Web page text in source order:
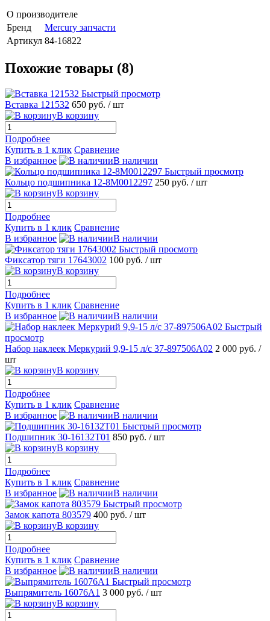
О производителе
Бренд
Mercury запчасти
Артикул 84-16822
Похожие товары (8)
Быстрый просмотр
Вставка 121532 650 руб. / шт
В корзину
Подробнее
Купить в 1 клик Сравнение
В избранное
В наличии
Быстрый просмотр
Кольцо подшипника 12-8М0012297 250 руб. / шт
В корзину
Подробнее
Купить в 1 клик Сравнение
В избранное
В наличии
Быстрый просмотр
Фиксатор тяги 17643002 100 руб. / шт
В корзину
Подробнее
Купить в 1 клик Сравнение
В избранное
В наличии
Быстрый
просмотр
Набор наклеек Меркурий 9,9-15 л/с 37-897506A02 2 000 руб. /
шт
В корзину
Подробнее
Купить в 1 клик Сравнение
В избранное
В наличии
Быстрый просмотр
Подшипник 30-16132Т01 850 руб. / шт
В корзину
Подробнее
Купить в 1 клик Сравнение
В избранное
В наличии
Быстрый просмотр
Замок капота 803579 400 руб. / шт
В корзину
Подробнее
Купить в 1 клик Сравнение
В избранное
В наличии
Быстрый просмотр
Выпрямитель 16076А1 3 000 руб. / шт
В корзину